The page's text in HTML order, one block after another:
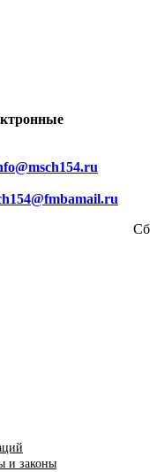
Сб
и законы